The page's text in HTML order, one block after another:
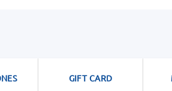
GIFT CARD